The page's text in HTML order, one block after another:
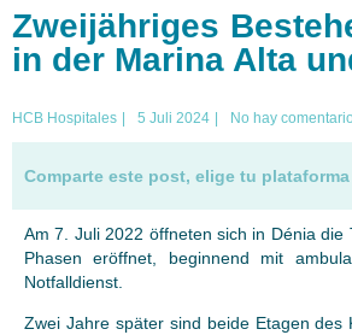
Zweijähriges
in der Marina Alta
HCB Hospitales 5 Juli 2024 No hay
Comparte este post, elige tu plataforma
Am 7. Juli 2022 öffneten sich in Dénia
Phasen eröffnet, beginnend mit
Notfalldienst.
Zwei Jahre später sind beide Etagen